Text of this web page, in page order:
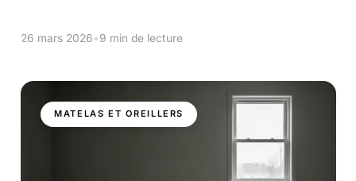
bonnet, c’est la hauteur entre […]
26 mars 2026•9 min de lecture
MATELAS ET OREILLERS